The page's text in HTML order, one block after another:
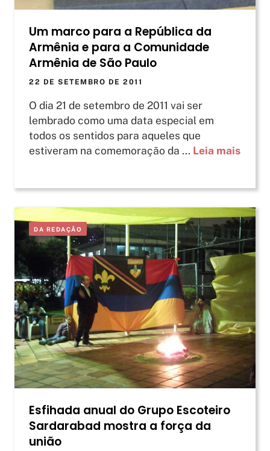
Um marco para a República da
Armênia e para a Comunidade
Armênia de São Paulo
22 DE SETEMBRO DE 2011
O dia 21 de setembro de 2011 vai ser
lembrado como uma data especial em
todos os sentidos para aqueles que
estiveram na comemoração da ... Leia mais
DA REDAÇÃO
Esfihada anual do Grupo Escoteiro
Sardarabad mostra a força da
união